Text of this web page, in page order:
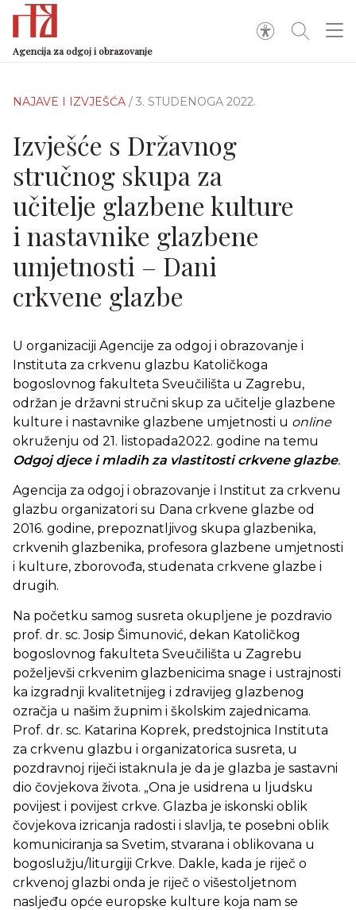
Agencija za odgoj i obrazovanje
NAJAVE I IZVJEŠĆA / 3. STUDENOGA 2022.
Izvješće s Državnog
stručnog skupa za
učitelje glazbene kulture
i nastavnike glazbene
umjetnosti – Dani
crkvene glazbe
U organizaciji Agencije za odgoj i obrazovanje i
Instituta za crkvenu glazbu Katoličkoga
bogoslovnog fakulteta Sveučilišta u Zagrebu,
održan je državni stručni skup za učitelje glazbene
kulture i nastavnike glazbene umjetnosti u online
okruženju od 21. listopada2022. godine na temu
Odgoj djece i mladih za vlastitosti crkvene glazbe.
Agencija za odgoj i obrazovanje i Institut za crkvenu
glazbu organizatori su Dana crkvene glazbe od
2016. godine, prepoznatljivog skupa glazbenika,
crkvenih glazbenika, profesora glazbene umjetnosti
i kulture, zborovođa, studenata crkvene glazbe i
drugih.
Na početku samog susreta okupljene je pozdravio
prof. dr. sc. Josip Šimunović, dekan Katoličkog
bogoslovnog fakulteta Sveučilišta u Zagrebu
poželjevši crkvenim glazbenicima snage i ustrajnosti
ka izgradnji kvalitetnijeg i zdravijeg glazbenog
ozračja u našim župnim i školskim zajednicama.
Prof. dr. sc. Katarina Koprek, predstojnica Instituta
za crkvenu glazbu i organizatorica susreta, u
pozdravnoj riječi istaknula je da je glazba je sastavni
dio čovjekova života. „Ona je usidrena u ljudsku
povijest i povijest crkve. Glazba je iskonski oblik
čovjekova izricanja radosti i slavlja, te posebni oblik
komuniciranja sa Svetim, stvarana i oblikovana u
bogoslužju/liturgiji Crkve. Dakle, kada je riječ o
crkvenoj glazbi onda je riječ o višestoljetnom
nasljeđu opće europske kulture koja nam se